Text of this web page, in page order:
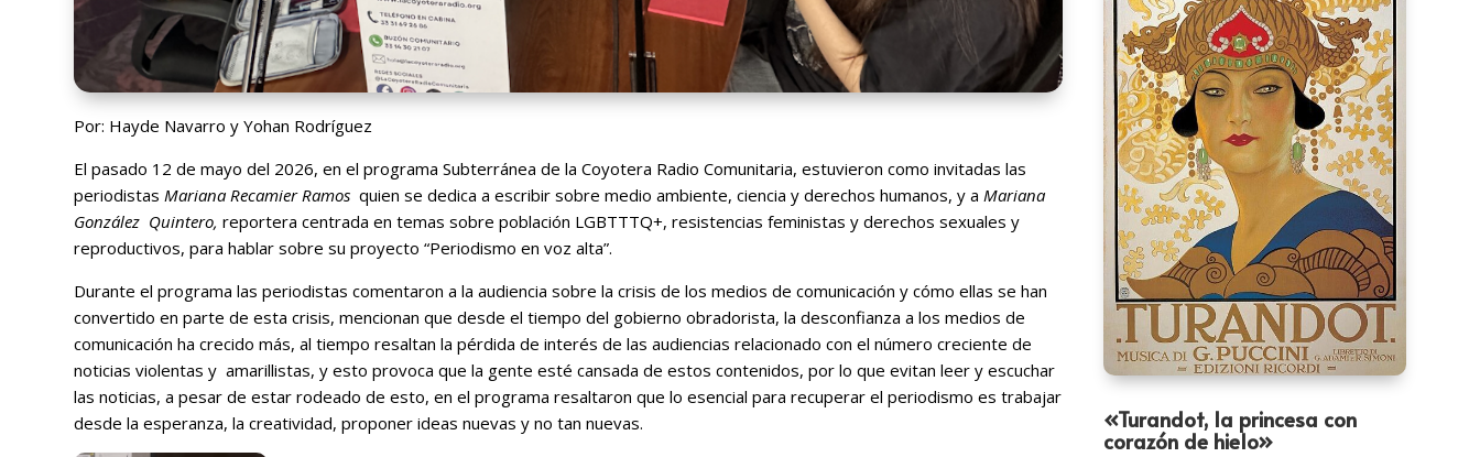
Por: Hayde Navarro y Yohan Rodríguez
El pasado 12 de mayo del 2026, en el programa Subterránea de la Coyotera Radio Comunitaria, estuvieron como invitadas las
periodistas Mariana Recamier Ramosquien se dedica a escribir sobre medio ambiente, ciencia y derechos humanos, y a Mariana
González Quintero,reportera centrada en temas sobre población LGBTTTQ+, resistencias feministas y derechos sexuales y
reproductivos, para hablar sobre su proyecto “Periodismo en voz alta”.
Durante el programa las periodistas comentaron a la audiencia sobre la crisis de los medios de comunicación y cómo ellas se han
convertido en parte de esta crisis, mencionan que desde el tiempo del gobierno obradorista, la desconfianza a los medios de
comunicación ha crecido más, al tiempo resaltan la pérdida de interés de las audiencias relacionado con el número creciente de
noticias violentas y amarillistas, y esto provoca que la gente esté cansada de estos contenidos, por lo que evitan leer y escuchar
las noticias, a pesar de estar rodeado de esto, en el programa resaltaron que lo esencial para recuperar el periodismo es trabajar
desde la esperanza, la creatividad, proponer ideas nuevas y no tan nuevas.
«Turandot, la princesa con
corazón de hielo»